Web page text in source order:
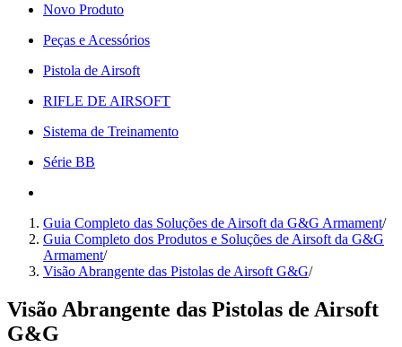
Novo Produto
Peças e Acessórios
Pistola de Airsoft
RIFLE DE AIRSOFT
Sistema de Treinamento
Série BB
Guia Completo das Soluções de Airsoft da G&G Armament/
Guia Completo dos Produtos e Soluções de Airsoft da G&G
Armament/
Visão Abrangente das Pistolas de Airsoft G&G/
Visão Abrangente das Pistolas de Airsoft
G&G